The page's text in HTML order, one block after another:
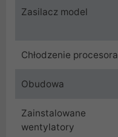
Zasilacz model
Chłodzenie procesora
Obudowa
Zainstalowane
wentylatory